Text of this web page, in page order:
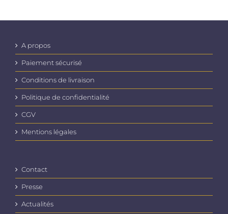
A propos
Paiement sécurisé
Conditions de livraison
Politique de confidentialité
CGV
Mentions légales
Contact
Presse
Actualités